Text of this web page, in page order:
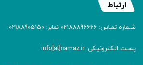
ارتباط
شـماره تمـاس: 02188896666 نمابر: 02188905150
پسـت الـکترونیـکی: info[at]namaz.ir